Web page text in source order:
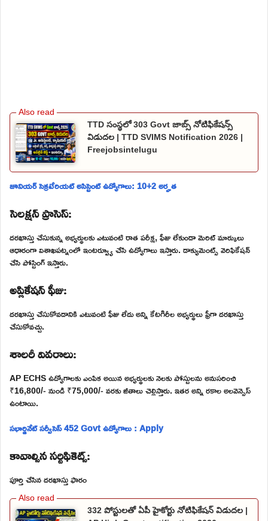
TTD సంస్థలో 303 Govt జాబ్స్ నోటిఫికేషన్స్
విడుదల | TTD SVIMS Notification 2026 |
Freejobsintelugu
జూనియర్ సెక్రటేరియట్ అసిస్టెంట్ ఉద్యోగాలు: 10+2 అర్హత
సెలక్షన్ ప్రాసెస్:
దరఖాస్తు చేసుకున్న అభ్యర్థులకు ఎటువంటి రాత పరీక్ష, ఫీజు లేకుండా మెరిట్ మార్కులు
ఆధారంగా విశాఖపట్నంలో ఇంటర్వ్యూ చేసి ఉద్యోగాలు ఇస్తారు. డాక్యుమెంట్స్ వెరిఫికేషన్
చేసి పోస్టింగ్ ఇస్తారు.
అప్లికేషన్ ఫీజు:
దరఖాస్తు చేసుకోవడానికి ఎటువంటి ఫీజు లేదు అన్ని కేటగిరీల అభ్యర్థులు ఫ్రీగా దరఖాస్తు
చేసుకోవచ్చు.
శాలరీ వివరాలు:
AP ECHS ఉద్యోగాలకు ఎంపిక అయిన అభ్యర్థులకు నెలకు పోస్టులను అనుసరించి
₹16,800/- నుండి ₹75,000/- వరకు జీతాలు చెల్లిస్తారు. ఇతర అన్ని రకాల అలవెన్సెస్
ఉంటాయి.
సభార్డినేట్ సర్వీసెస్ 452 Govt ఉద్యోగాలు : Apply
కావాల్సిన సర్టిఫికెట్స్:
పూర్తి చేసిన దరఖాస్తు ఫారం
332 పోస్టులతో ఏపీ హైకోర్టు నోటిఫికేషన్ విడుదల |